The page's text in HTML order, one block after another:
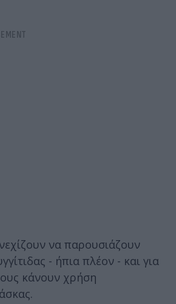
να παρουσιάζουν
- ήπια πλέον - και για
κάνουν χρήση